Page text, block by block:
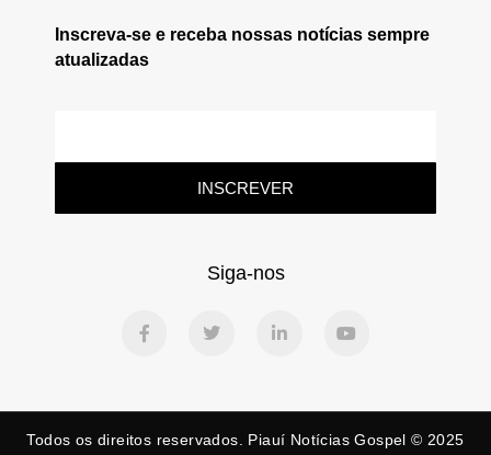
Inscreva-se e receba nossas notícias sempre
atualizadas
INSCREVER
Siga-nos
Todos os direitos reservados. Piauí Notícias Gospel © 2025